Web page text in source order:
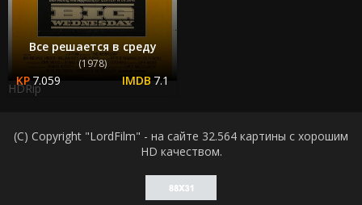
Все решается в среду
(1978)
7.059 7.1
HDRip
(C) Copyright "LordFilm" - на сайте 32.564 картины с хорошим
HD качеством.